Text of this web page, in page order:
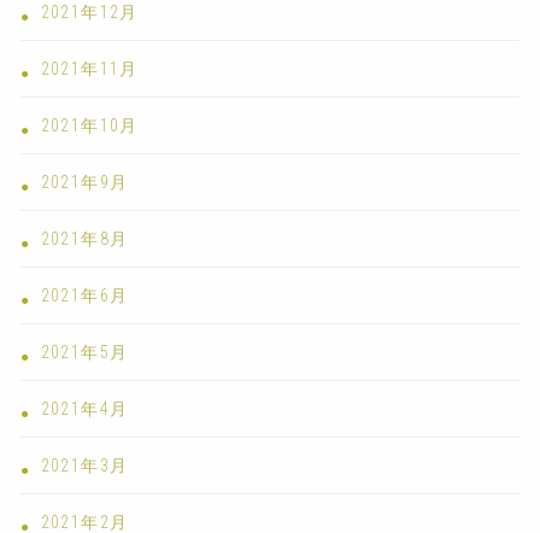
2021年12月
2021年11月
2021年10月
2021年9月
2021年8月
2021年6月
2021年5月
2021年4月
2021年3月
2021年2月